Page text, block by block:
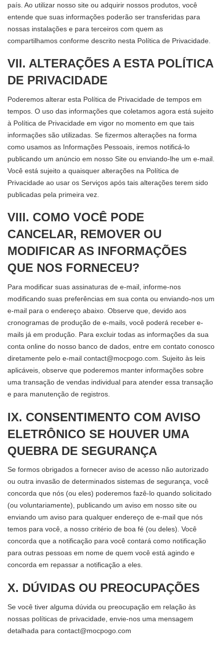
país. Ao utilizar nosso site ou adquirir nossos produtos, você
entende que suas informações poderão ser transferidas para
nossas instalações e para terceiros com quem as
compartilhamos conforme descrito nesta Política de Privacidade.
VII. ALTERAÇÕES A ESTA POLÍTICA
DE PRIVACIDADE
Poderemos alterar esta Política de Privacidade de tempos em
tempos. O uso das informações que coletamos agora está sujeito
à Política de Privacidade em vigor no momento em que tais
informações são utilizadas. Se fizermos alterações na forma
como usamos as Informações Pessoais, iremos notificá-lo
publicando um anúncio em nosso Site ou enviando-lhe um e-mail.
Você está sujeito a quaisquer alterações na Política de
Privacidade ao usar os Serviços após tais alterações terem sido
publicadas pela primeira vez.
VIII. COMO VOCÊ PODE
CANCELAR, REMOVER OU
MODIFICAR AS INFORMAÇÕES
QUE NOS FORNECEU?
Para modificar suas assinaturas de e-mail, informe-nos
modificando suas preferências em sua conta ou enviando-nos um
e-mail para o endereço abaixo. Observe que, devido aos
cronogramas de produção de e-mails, você poderá receber e-
mails já em produção. Para excluir todas as informações da sua
conta online do nosso banco de dados, entre em contato conosco
diretamente pelo e-mail contact@mocpogo.com . Sujeito às leis
aplicáveis, observe que poderemos manter informações sobre
uma transação de vendas individual para atender essa transação
e para manutenção de registros.
IX. CONSENTIMENTO COM AVISO
ELETRÔNICO SE HOUVER UMA
QUEBRA DE SEGURANÇA
Se formos obrigados a fornecer aviso de acesso não autorizado
ou outra invasão de determinados sistemas de segurança, você
concorda que nós (ou eles) poderemos fazê-lo quando solicitado
(ou voluntariamente), publicando um aviso em nosso site ou
enviando um aviso para qualquer endereço de e-mail que nós
temos para você, a nosso critério de boa fé (ou deles). Você
concorda que a notificação para você contará como notificação
para outras pessoas em nome de quem você está agindo e
concorda em repassar a notificação a eles.
X. DÚVIDAS OU PREOCUPAÇÕES
Se você tiver alguma dúvida ou preocupação em relação às
nossas políticas de privacidade, envie-nos uma mensagem
detalhada para contact@mocpogo.com